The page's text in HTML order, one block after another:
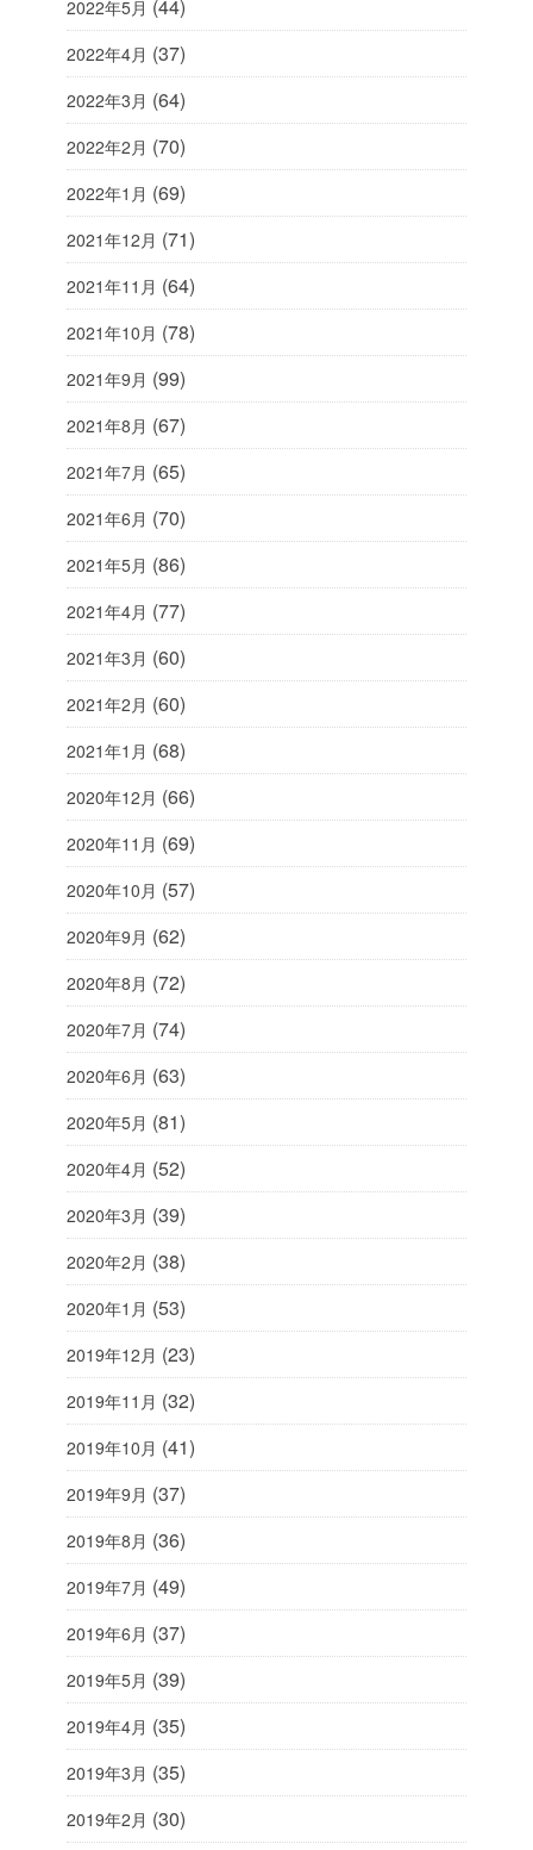
2022年5月 (44)
2022年4月 (37)
2022年3月 (64)
2022年2月 (70)
2022年1月 (69)
2021年12月 (71)
2021年11月 (64)
2021年10月 (78)
2021年9月 (99)
2021年8月 (67)
2021年7月 (65)
2021年6月 (70)
2021年5月 (86)
2021年4月 (77)
2021年3月 (60)
2021年2月 (60)
2021年1月 (68)
2020年12月 (66)
2020年11月 (69)
2020年10月 (57)
2020年9月 (62)
2020年8月 (72)
2020年7月 (74)
2020年6月 (63)
2020年5月 (81)
2020年4月 (52)
2020年3月 (39)
2020年2月 (38)
2020年1月 (53)
2019年12月 (23)
2019年11月 (32)
2019年10月 (41)
2019年9月 (37)
2019年8月 (36)
2019年7月 (49)
2019年6月 (37)
2019年5月 (39)
2019年4月 (35)
2019年3月 (35)
2019年2月 (30)